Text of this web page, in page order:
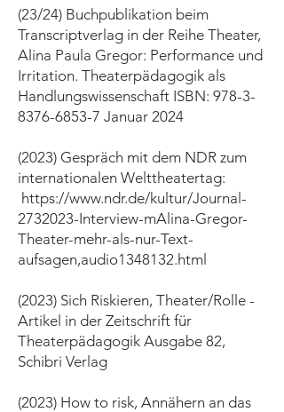
(23/24) Buchpublikation beim
Transcriptverlag in der Reihe Theater,
Alina Paula Gregor: Performance und
Irritation. Theaterpädagogik als
Handlungswissenschaft ISBN: 978-3-
8376-6853-7 Januar 2024
(2023) Gespräch mit dem NDR zum
internationalen Welttheatertag:
https://www.ndr.de/kultur/Journal-
2732023-Interview-mAlina-Gregor-
Theater-mehr-als-nur-Text-
aufsagen,audio1348132.html
(2023) Sich Riskieren, Theater/Rolle -
Artikel in der Zeitschrift für
Theaterpädagogik Ausgabe 82,
Schibri Verlag
(2023) How to risk, Annähern an das